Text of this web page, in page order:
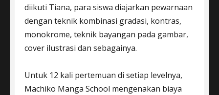
diikuti Tiana, para siswa diajarkan pewarnaan
dengan teknik kombinasi gradasi, kontras,
monokrome, teknik bayangan pada gambar,
cover ilustrasi dan sebagainya.
Untuk 12 kali pertemuan di setiap levelnya,
Machiko Manga School mengenakan biaya